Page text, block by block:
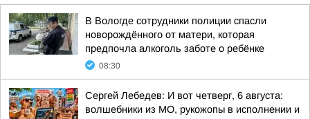
В Вологде сотрудники полиции спасли
новорождённого от матери, которая
предпочла алкоголь заботе о ребёнке
08:30
Сергей Лебедев: И вот четверг, 6 августа:
волшебники из МО, рукожопы в исполнении и